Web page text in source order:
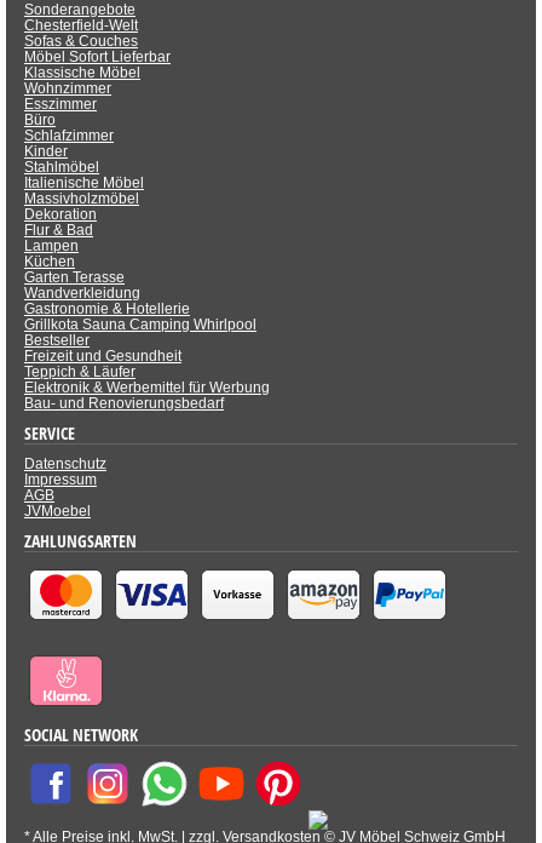
Sonderangebote
Chesterfield-Welt
Sofas & Couches
Möbel Sofort Lieferbar
Klassische Möbel
Wohnzimmer
Esszimmer
Büro
Schlafzimmer
Kinder
Stahlmöbel
Italienische Möbel
Massivholzmöbel
Dekoration
Flur & Bad
Lampen
Küchen
Garten Terasse
Wandverkleidung
Gastronomie & Hotellerie
Grillkota Sauna Camping Whirlpool
Bestseller
Freizeit und Gesundheit
Teppich & Läufer
Elektronik & Werbemittel für Werbung
Bau- und Renovierungsbedarf
SERVICE
Datenschutz
Impressum
AGB
JVMoebel
ZAHLUNGSARTEN
SOCIAL NETWORK
* Alle Preise inkl. MwSt. | zzgl. Versandkosten © JV Möbel Schweiz GmbH